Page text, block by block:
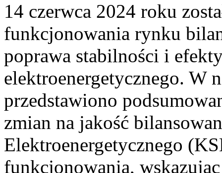
14 czerwca 2024 roku
funkcjonowania rynku
poprawa stabilności i
elektroenergetycznego. W
przedstawiono
zmian na jakość
Elektroenergetycznego
funkcjonowania,